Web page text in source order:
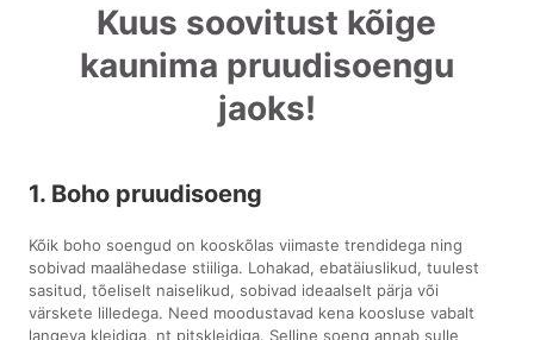
Kuus soovitust kõige
kaunima pruudisoengu
jaoks!
1. Boho pruudisoeng
Kõik boho soengud on kooskõlas viimaste trendidega ning
sobivad maalähedase stiiliga. Lohakad, ebatäiuslikud, tuulest
sasitud, tõeliselt naiselikud, sobivad ideaalselt pärja või
värskete lilledega. Need moodustavad kena koosluse vabalt
langeva kleidiga, nt pitskleidiga. Selline soeng annab sulle